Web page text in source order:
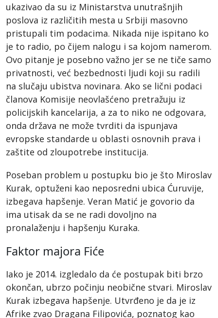
ukazivao da su iz Ministarstva unutrašnjih
poslova iz različitih mesta u Srbiji masovno
pristupali tim podacima. Nikada nije ispitano ko
je to radio, po čijem nalogu i sa kojom namerom.
Ovo pitanje je posebno važno jer se ne tiče samo
privatnosti, već bezbednosti ljudi koji su radili
na slučaju ubistva novinara. Ako se lični podaci
članova Komisije neovlašćeno pretražuju iz
policijskih kancelarija, a za to niko ne odgovara,
onda država ne može tvrditi da ispunjava
evropske standarde u oblasti osnovnih prava i
zaštite od zloupotrebe institucija.
Poseban problem u postupku bio je što Miroslav
Kurak, optuženi kao neposredni ubica Ćuruvije,
izbegava hapšenje. Veran Matić je govorio da
ima utisak da se ne radi dovoljno na
pronalaženju i hapšenju Kuraka.
Faktor majora Fiće
Iako je 2014. izgledalo da će postupak biti brzo
okončan, ubrzo počinju neobične stvari. Miroslav
Kurak izbegava hapšenje. Utvrđeno je da je iz
Afrike zvao Dragana Filipovića, poznatog kao